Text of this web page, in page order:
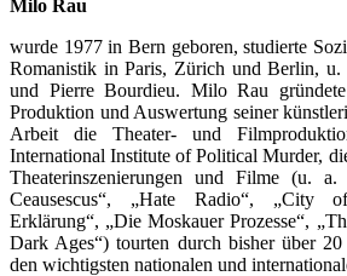
Milo Rau
wurde 1977 in Bern geboren, studierte
Romanistik in Paris, Zürich und Berlin,
und Pierre Bourdieu. Milo Rau
Produktion und Auswertung seiner
Arbeit die Theater- und
International Institute of Political Murder,
Theaterinszenierungen und Filme (u.
Ceausescus“, „Hate Radio“, „City
Erklärung“, „Die Moskauer Prozesse“,
Dark Ages“) tourten durch bisher über
den wichtigsten nationalen und